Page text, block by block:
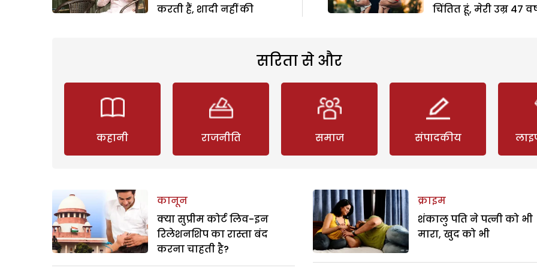
करती हैं, शादी नहीं की
चिंतित हूं, मेरी उम्र 47
सरिता से और
कहानी राजनीति समाज संपादकीय
कानून
क्या सुप्रीम कोर्ट लिव-इन
रिलेशनशिप का रास्ता बंद
करना चाहती है?
क्राइम
शंकालु पति ने पत्नी को भी
मारा, खुद को भी